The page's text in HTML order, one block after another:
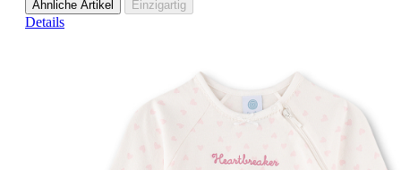
Ähnliche Artikel Einzigartig
Details